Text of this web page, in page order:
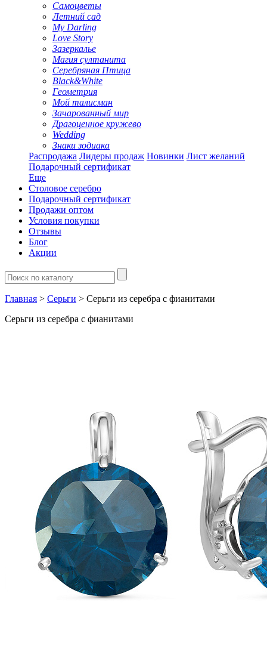
Самоцветы
Летний сад
My Darling
Love Story
Зазеркалье
Магия султанита
Серебряная Птица
Black&White
Геометрия
Мой талисман
Зачарованный мир
Драгоценное кружево
Wedding
Знаки зодиака
Распродажа Лидеры продаж Новинки Лист желаний
Подарочный сертификат
Еще
Столовое серебро
Подарочный сертификат
Продажи оптом
Условия покупки
Отзывы
Блог
Акции
Главная > Серьги > Серьги из серебра с фианитами
Серьги из серебра с фианитами